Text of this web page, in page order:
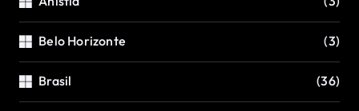
Belo Horizonte (3)
Brasil (36)